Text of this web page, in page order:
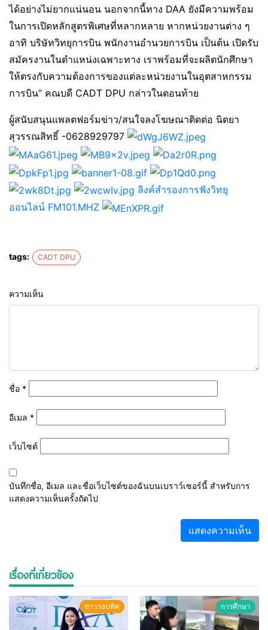
ได้อย่างไม่ยากแน่นอน นอกจากนี้ทาง DAA ยังมีความพร้อม
ในการเปิดหลักสูตรพิเศษที่หลากหลาย หากหน่วยงานต่าง ๆ
อาทิ บริษัทวิทยุการบิน พนักงานอำนวยการบิน เป็นต้น เปิดรับ
สมัครงานในตำแหน่งเฉพาะทาง เราพร้อมที่จะผลิตนักศึกษา
ให้ตรงกับความต้องการของแต่ละหน่วยงานในอุตสาหกรรม
การบิน” คณบดี CADT DPU กล่าวในตอนท้าย
ผู้สนับสนุนแพลตฟอร์มข่าว/สนใจลงโฆษณาติดต่อ นิตยา
สุวรรณสิทธิ์ -0628929797
ลิงค์สำรองการฟังวิทยุ
ออนไลน์ FM101.MHZ
tags: CADT DPU
ความเห็น
ชื่อ *
อีเมล *
เว็บไซต์
บันทึกชื่อ, อีเมล และชื่อเว็บไซต์ของฉันบนเบราว์เซอร์นี้ สำหรับการ
แสดงความเห็นครั้งถัดไป
เรื่องที่เกี่ยวข้อง
ข่าวรอบทิศ การศึกษา